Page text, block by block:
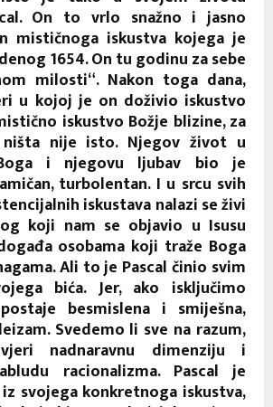
On to vrlo snažno i jasno
mističnoga iskustva kojega je
1654. On tu godinu za sebe
milosti“. Nakon toga dana,
u kojoj je on doživio iskustvo
iskustvo Božje blizine, za
ništa nije isto. Njegov život u
i njegovu ljubav bio je
turbolentan. I u srcu svih
iskustava nalazi se živi
koji nam se objavio u Isusu
osobama koji traže Boga
Ali to je Pascal činio svim
bića. Jer, ako isključimo
besmislena i smiješna,
Svedemo li sve na razum,
nadnaravnu dimenziju i
racionalizma. Pascal je
svojega konkretnoga iskustva,